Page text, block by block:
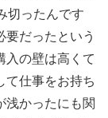
切ったんです
だったという
入の壁は高くて
て仕事をお持ち
浅かったにも関